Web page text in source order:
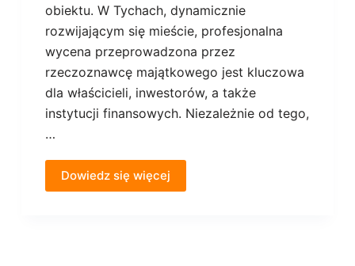
obiektu. W Tychach, dynamicznie
rozwijającym się mieście, profesjonalna
wycena przeprowadzona przez
rzeczoznawcę majątkowego jest kluczowa
dla właścicieli, inwestorów, a także
instytucji finansowych. Niezależnie od tego,
…
Dowiedz się więcej